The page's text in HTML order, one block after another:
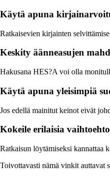
Käytä apuna
Ratkaisevien kirjainten
Keskity äänneasujen
Hakusana HES?A voi olla
Käytä apuna yleisimpiä
Jos edellä mainitut keinot eivät
Kokeile erilaisia
Ratkaisun löytämiseksi kannattaa
Toivottavasti nämä vinkit auttavat